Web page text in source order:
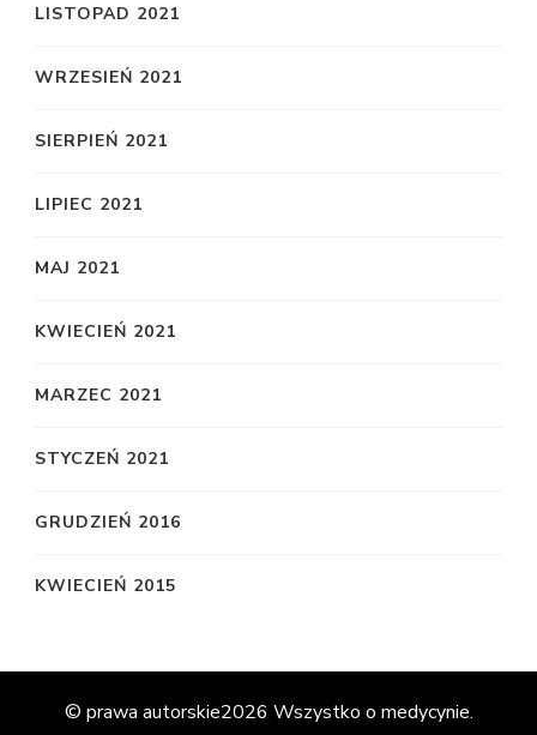
LISTOPAD 2021
WRZESIEŃ 2021
SIERPIEŃ 2021
LIPIEC 2021
MAJ 2021
KWIECIEŃ 2021
MARZEC 2021
STYCZEŃ 2021
GRUDZIEŃ 2016
KWIECIEŃ 2015
© prawa autorskie2026 Wszystko o medycynie.